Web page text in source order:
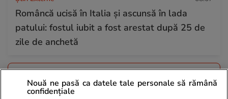
Româncă ucisă în Italia și ascunsă în lada
patului: fostul iubit a fost arestat după 25 de
zile de anchetă
Citește mai multe
Nouă ne pasă ca datele tale personale să rămână
confidențiale